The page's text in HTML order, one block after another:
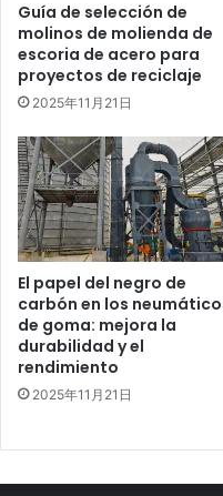
Guía de selección de
molinos de molienda de
escoria de acero para
proyectos de reciclaje
2025年11月21日
El papel del negro de
carbón en los
de goma: mejora la
durabilidad y el
rendimiento
2025年11月21日